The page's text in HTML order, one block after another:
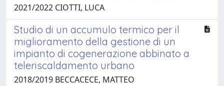
2021/2022 CIOTTI, LUCA
Studio di un accumulo termico per il
miglioramento della gestione di un
impianto di cogenerazione abbinato a
teleriscaldamento urbano
2018/2019 BECCACECE, MATTEO